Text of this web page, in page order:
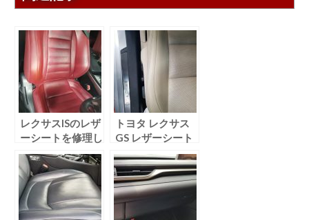
レクサスISのレザ
ーシートを修理し
ました！
トヨタ レクサス
GS レザーシート
のリペアを行いま
した！